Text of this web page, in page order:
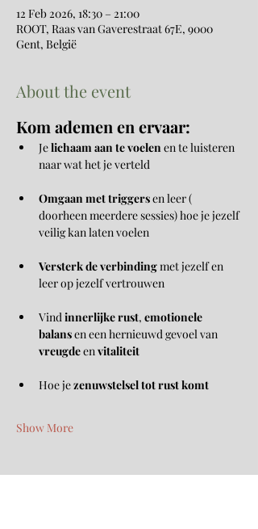
12 Feb 2026, 18:30 – 21:00
ROOT, Raas van Gaverestraat 67E, 9000
Gent, België
About the event
Kom ademen en ervaar:
Je lichaam aan te voelen en te luisteren
naar wat het je verteld
Omgaan met triggers en leer (
doorheen meerdere sessies) hoe je jezelf
veilig kan laten voelen
Versterk de verbinding met jezelf en
leer op jezelf vertrouwen
Vind innerlijke rust, emotionele
balans en een hernieuwd gevoel van
vreugde en vitaliteit
Hoe je zenuwstelsel tot rust komt
Show More